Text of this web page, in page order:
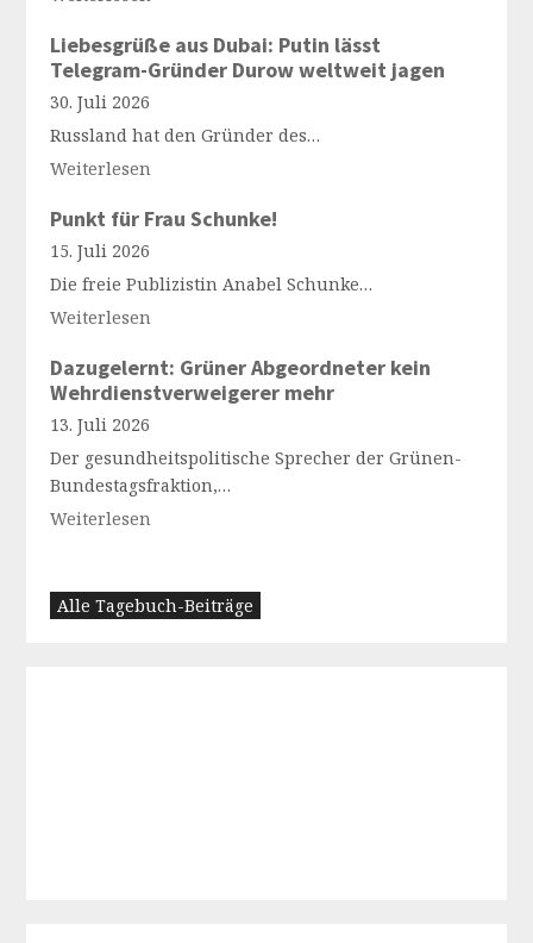
Liebesgrüße aus Dubai: Putin lässt
Telegram-Gründer Durow weltweit jagen
30. Juli 2026
Russland hat den Gründer des…
Weiterlesen
Punkt für Frau Schunke!
15. Juli 2026
Die freie Publizistin Anabel Schunke…
Weiterlesen
Dazugelernt: Grüner Abgeordneter kein
Wehrdienstverweigerer mehr
13. Juli 2026
Der gesundheitspolitische Sprecher der Grünen-
Bundestagsfraktion,…
Weiterlesen
Alle Tagebuch-Beiträge